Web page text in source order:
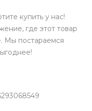
купить у нас!
где этот товар
Мы постараемся